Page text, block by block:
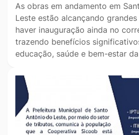
As obras em andamento em
Leste estão alcançando
haver inauguração ainda no
trazendo benefícios
educação, saúde e bem-estar